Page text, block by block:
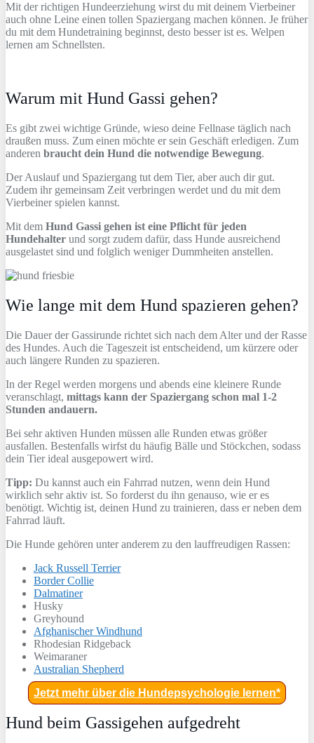
Mit der richtigen Hundeerziehung wirst du mit deinem Vierbeiner
auch ohne Leine einen tollen Spaziergang machen können. Je früher
du mit dem Hundetraining beginnst, desto besser ist es. Welpen
lernen am Schnellsten.
Warum mit Hund Gassi gehen?
Es gibt zwei wichtige Gründe, wieso deine Fellnase täglich nach
draußen muss. Zum einen möchte er sein Geschäft erledigen. Zum
anderen braucht dein Hund die notwendige Bewegung.
Der Auslauf und Spaziergang tut dem Tier, aber auch dir gut.
Zudem ihr gemeinsam Zeit verbringen werdet und du mit dem
Vierbeiner spielen kannst.
Mit dem Hund Gassi gehen ist eine Pflicht für jeden
Hundehalter und sorgt zudem dafür, dass Hunde ausreichend
ausgelastet sind und folglich weniger Dummheiten anstellen.
Wie lange mit dem Hund spazieren gehen?
Die Dauer der Gassirunde richtet sich nach dem Alter und der Rasse
des Hundes. Auch die Tageszeit ist entscheidend, um kürzere oder
auch längere Runden zu spazieren.
In der Regel werden morgens und abends eine kleinere Runde
veranschlagt, mittags kann der Spaziergang schon mal 1-2
Stunden andauern.
Bei sehr aktiven Hunden müssen alle Runden etwas größer
ausfallen. Bestenfalls wirfst du häufig Bälle und Stöckchen, sodass
dein Tier ideal ausgepowert wird.
Tipp: Du kannst auch ein Fahrrad nutzen, wenn dein Hund
wirklich sehr aktiv ist. So forderst du ihn genauso, wie er es
benötigt. Wichtig ist, deinen Hund zu trainieren, dass er neben dem
Fahrrad läuft.
Die Hunde gehören unter anderem zu den lauffreudigen Rassen:
Jack Russell Terrier
Border Collie
Dalmatiner
Husky
Greyhound
Afghanischer Windhund
Rhodesian Ridgeback
Weimaraner
Australian Shepherd
Jetzt mehr über die Hundepsychologie lernen*
Hund beim Gassigehen aufgedreht